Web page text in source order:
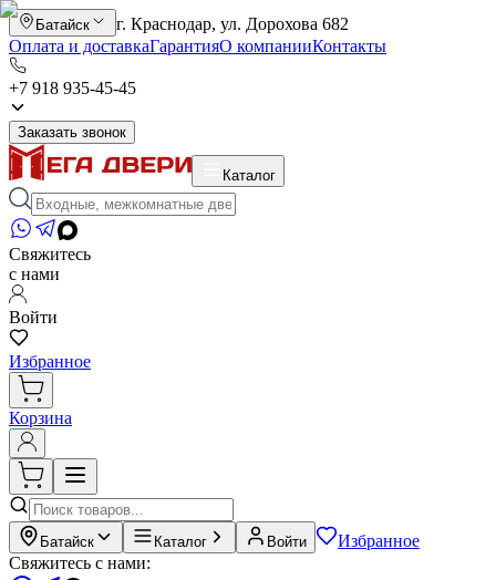
Батайск
г. Краснодар, ул. Дорохова 682
Оплата и доставкаГарантияО компанииКонтакты
+7 918 935-45-45
Заказать звонок
Каталог
Свяжитесь
с нами
Войти
Избранное
Корзина
Батайск Каталог Войти
Избранное
Свяжитесь с нами: